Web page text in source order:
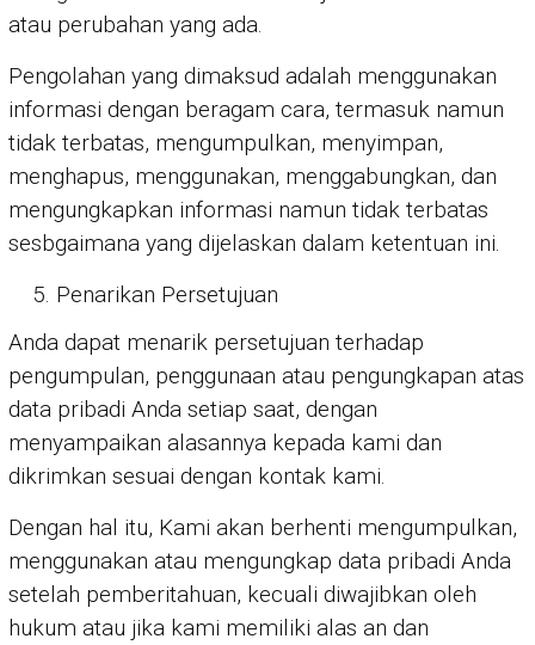
atau perubahan yang ada.
Pengolahan yang dimaksud adalah menggunakan
informasi dengan beragam cara, termasuk namun
tidak terbatas, mengumpulkan, menyimpan,
menghapus, menggunakan, menggabungkan, dan
mengungkapkan informasi namun tidak terbatas
sesbgaimana yang dijelaskan dalam ketentuan ini.
Penarikan Persetujuan
Anda dapat menarik persetujuan terhadap
pengumpulan, penggunaan atau pengungkapan atas
data pribadi Anda setiap saat, dengan
menyampaikan alasannya kepada kami dan
dikrimkan sesuai dengan kontak kami.
Dengan hal itu, Kami akan berhenti mengumpulkan,
menggunakan atau mengungkap data pribadi Anda
setelah pemberitahuan, kecuali diwajibkan oleh
hukum atau jika kami memiliki alas an dan